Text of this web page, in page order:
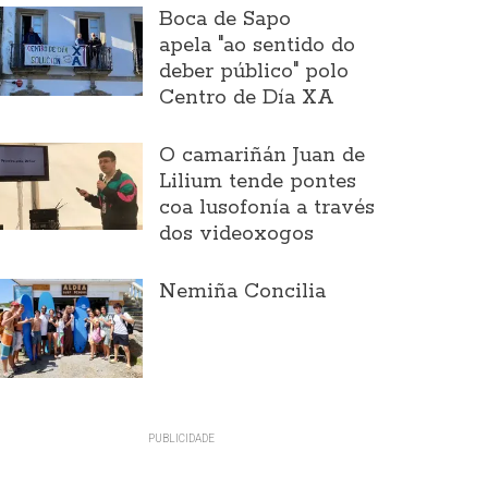
Boca de Sapo
apela "ao sentido do
deber público" polo
Centro de Día XA
O camariñán Juan de
Lilium tende pontes
coa lusofonía a través
dos videoxogos
Nemiña Concilia